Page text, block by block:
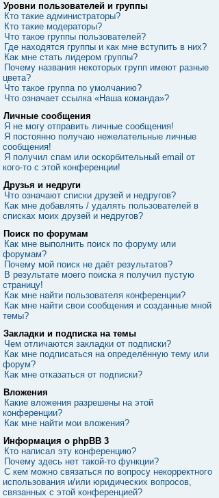
Уровни пользователей и группы
Кто такие администраторы?
Кто такие модераторы?
Что такое группы пользователей?
Где находятся группы и как мне вступить в них?
Как мне стать лидером группы?
Почему названия некоторых групп имеют разные
цвета?
Что такое группа по умолчанию?
Что означает ссылка «Наша команда»?
Личные сообщения
Я не могу отправить личные сообщения!
Я постоянно получаю нежелательные личные
сообщения!
Я получил спам или оскорбительный email от
кого-то с этой конференции!
Друзья и недруги
Что означают списки друзей и недругов?
Как мне добавлять / удалять пользователей в
списках моих друзей и недругов?
Поиск по форумам
Как мне выполнить поиск по форуму или
форумам?
Почему мой поиск не даёт результатов?
В результате моего поиска я получил пустую
страницу!
Как мне найти пользователя конференции?
Как мне найти свои сообщения и созданные мной
темы?
Закладки и подписка на темы
Чем отличаются закладки от подписки?
Как мне подписаться на определённую тему или
форум?
Как мне отказаться от подписки?
Вложения
Какие вложения разрешены на этой
конференции?
Как мне найти мои вложения?
Информация о phpBB 3
Кто написал эту конференцию?
Почему здесь нет такой-то функции?
С кем можно связаться по вопросу некорректного
использования и/или юридических вопросов,
связанных с этой конференцией?